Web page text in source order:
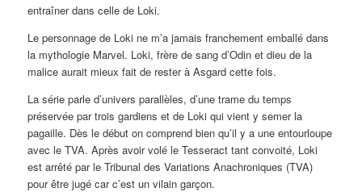
entraîner dans celle de Loki.
Le personnage de Loki ne m’a jamais franchement emballé dans
la mythologie Marvel. Loki, frère de sang d’Odin et dieu de la
malice aurait mieux fait de rester à Asgard cette fois.
La série parle d’univers parallèles, d’une trame du temps
préservée par trois gardiens et de Loki qui vient y semer la
pagaille. Dès le début on comprend bien qu’il y a une entourloupe
avec le TVA. Après avoir volé le Tesseract tant convoité, Loki
est arrêté par le Tribunal des Variations Anachroniques (TVA)
pour être jugé car c’est un vilain garçon.